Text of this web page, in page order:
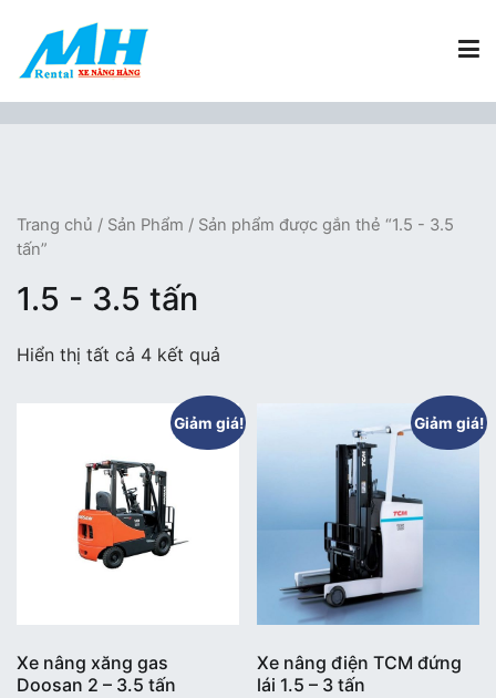
nội
Xe Nâng Hàng MH Rental
Trang chủ / Sản Phẩm / Sản phẩm được gắn thẻ “1.5 - 3.5
tấn”
1.5 - 3.5 tấn
Hiển thị tất cả 4 kết quả
Giảm giá!
Xe nâng xăng gas
Doosan 2 – 3.5 tấn
Giảm giá!
Xe nâng điện TCM đứng
lái 1.5 – 3 tấn